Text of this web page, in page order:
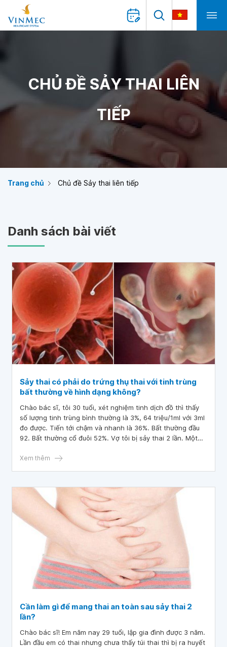
CHỦ ĐỀ SẢY THAI LIÊN
TIẾP
Trang chủ Chủ đề Sảy thai liên tiếp
Danh sách bài viết
Sảy thai có phải do trứng thụ thai với tinh trùng
bất thường về hình dạng không?
Chào bác sĩ, tôi 30 tuổi, xét nghiệm tinh dịch đồ thì thấy
số lượng tinh trùng bình thường là 3%, 64 triệu/1ml với 3ml
đo được. Tiến tới chậm và nhanh là 36%. Bất thường đầu
92. Bất thường cổ đuôi 52%. Vợ tôi bị sảy thai 2 lần. Một
Xem thêm
Cần làm gì để mang thai an toàn sau sảy thai 2
lần?
Chào bác sĩ! Em năm nay 29 tuổi, lập gia đình được 3 năm.
Lần đầu em có thai nhưng chưa thấy túi thai thì bị ra huyết